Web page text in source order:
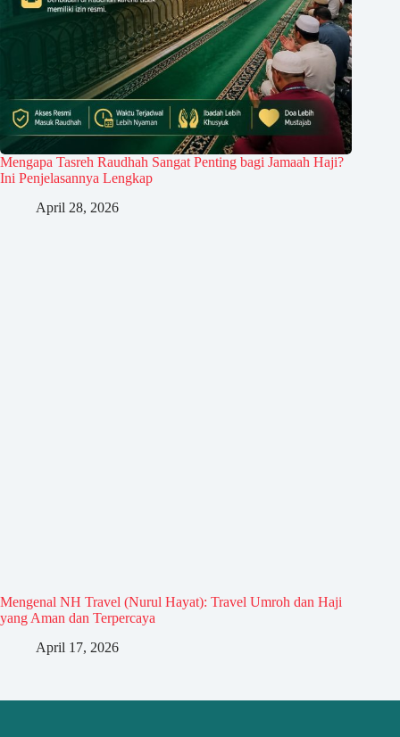
Mengapa Tasreh Raudhah Sangat Penting bagi Jamaah Haji?
Ini Penjelasannya Lengkap
April 28, 2026
Mengenal NH Travel (Nurul Hayat): Travel Umroh dan Haji
yang Aman dan Terpercaya
April 17, 2026